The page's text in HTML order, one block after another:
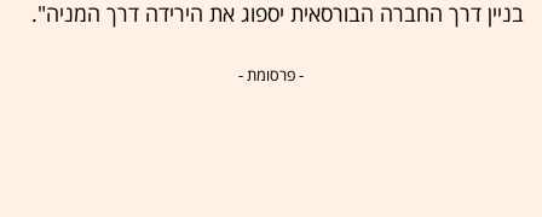
בניין דרך החברה הבורסאית יספוג את הירידה דרך המניה".
- פרסומת -